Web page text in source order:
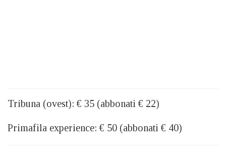
Tribuna (ovest): € 35 (abbonati € 22)
Primafila experience: € 50 (abbonati € 40)